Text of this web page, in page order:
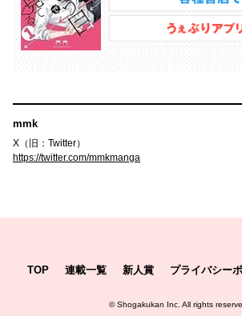
mmk
X（旧：Twitter）
https://twitter.com/mmkmanga
TOP 連載一覧 新人賞 プライバシー
©Shogakukan Inc. All rights